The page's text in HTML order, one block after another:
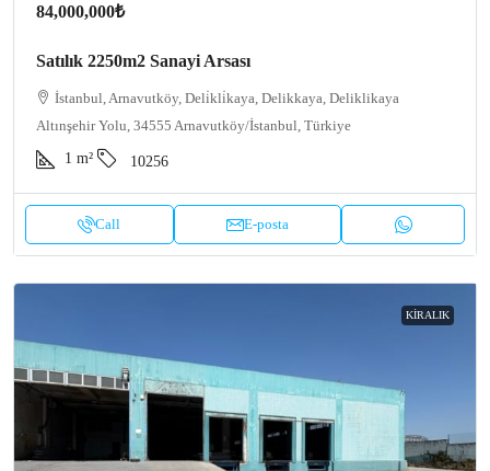
84,000,000₺
Satılık 2250m2 Sanayi Arsası
İstanbul, Arnavutköy, Deli̇kli̇kaya, Delikkaya, Deliklikaya
Altınşehir Yolu, 34555 Arnavutköy/İstanbul, Türkiye
1 m² 10256
Call E-posta
KIRALIK